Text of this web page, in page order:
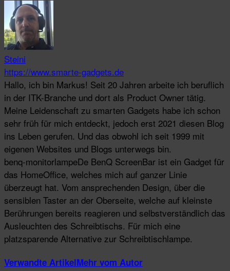
Steini
https://www.smarte-gadgets.de
Hallo, ich bin Markus! Seit 20 Jahren arbeite ich beruflich
in der ITK-Branche und dort als Product Owner tätig.
Meine Leidenschaft zu smarten Gadgets habe ich schon
sehr früh für mich entdeckt, jedoch erst 2021 diesen Blog
ins Leben gerufen. Und das obwohl ich seit 1999 mit
eigenen Websites und Blogs unterwegs bin.
benq-monitorlampeDe BenQ ScreenBar ist ein Gadget für
das HomeOffice, welches mich auf ganzer Linie
überzeugt hat. Vom ansprechenden Design, über die
sensiblen Taster an der Oberseite, welche auf kleinste
Berührungen bereits reagieren und selbstverständlich das
Ausleuchten des Schreibtischs. Für mich eine
platzsparende Alternative zur Schreibtischlampe.
Verwandte ArtikelMehr vom Autor